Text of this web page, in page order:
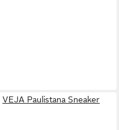
VEJA Paulistana Sneaker